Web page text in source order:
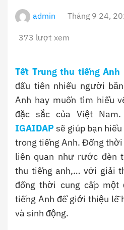
admin Tháng 9 24,
373 lượt xem
Tết Trung thu tiếng Anh
đầu tiên nhiều người
Anh hay muốn tìm hiểu
đặc sắc của Việt
IGAIDAP sẽ giúp bạn
trong tiếng Anh. Đồng
liên quan như rước đèn
thu tiếng anh,… với giải
đồng thời cung cấp một
tiếng Anh để giới thiệu lễ
và sinh động.